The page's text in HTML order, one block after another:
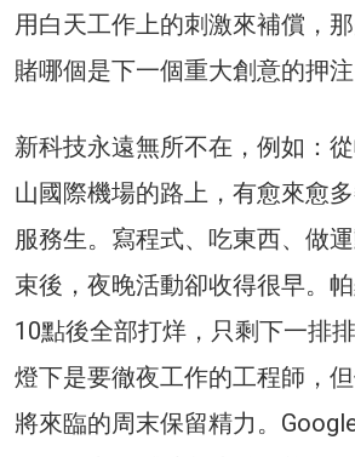
用白天工作上的刺激來補償，
賭哪個是下一個重大創意的押注
新科技永遠無所不在，例如：
山國際機場的路上，有愈來愈
服務生。寫程式、吃東西、做
束後，夜晚活動卻收得很早。
10點後全部打烊，只剩下一排
燈下是要徹夜工作的工程師，
將來臨的周末保留精力。